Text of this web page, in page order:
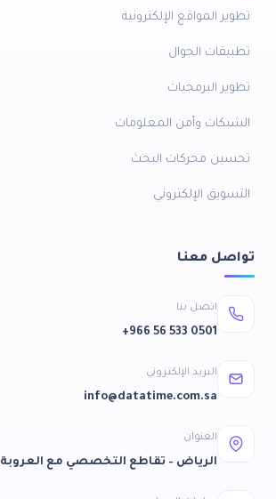
تطوير المواقع الإلكترونية
تطبيقات الجوال
تطوير البرمجيات
الشبكات وأمن المعلومات
تحسين محركات البحث
التسويق الإلكتروني
تواصل معنا
اتصل بنا
+966 56 533 0501
البريد الإلكتروني
info@datatime.com.sa
العنوان
الرياض – تقاطع التخصصي مع العروبة